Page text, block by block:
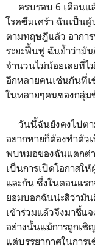
ครบรอบ 6 เดือนแ
โรคซึมเศร้า ฉันเป็น
ตามทฤษฎีแล้ว อากา
ระยะฟื้นฟู ฉันย้ำว่ามั
จำนวนไม่น้อยเลยที่ไ
อีกหลายคนเช่นกันที่เ
ในหลายๆคนของกลุ่
วันนี้ฉันยังคงไปตา
อยากหายก็ต้องทำตัว
พบหมอของฉันแตกต่า
เป็นการเปิดโอกาสใ
และกัน ซึ่งในตอนแรก
ยอมบอกฉันน่ะสิว่ามัน
เข้าร่วมแล้วจึงมาชี้แ
อย่างนั้นแม้การถูกเชิ
แต่บรรยากาศในการ